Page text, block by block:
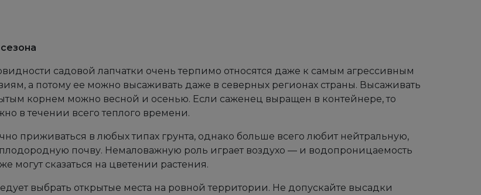
садовой лапчатки очень терпимо относятся даже к самым агрессивным
а потому ее можно высаживать даже в северных регионах страны. Высаживать
корнем можно весной и осенью. Если саженец выращен в контейнере, то
в течении всего теплого времени.
приживаться в любых типах грунта, однако больше всего любит нейтральную,
почву. Немаловажную роль играет воздухо — и водопроницаемость
могут сказаться на цветении растения.
выбрать открытые места на ровной территории. Не допускайте высадки